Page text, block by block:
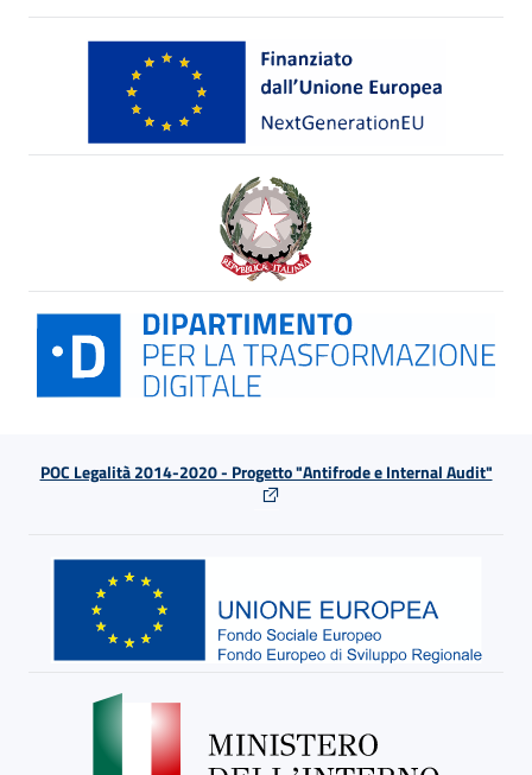
POC Legalità 2014-2020 - Progetto "Antifrode e Internal Audit"